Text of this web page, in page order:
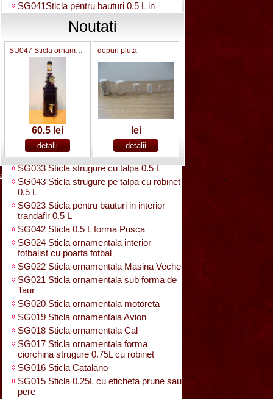
SG041Sticla pentru bauturi 0.5 L in
interior strugure
SG040 Sticla artistica in interior strugure
umpluta 0.35 L
SG030 Sticla artistica Amfora
SG039 Sticla artistica in interior para
SG025 Sticla carte vizita 0.35 L
SG032 Sticla pentru bauturi0.35 L
rasucita
SG029 Sticla rasucita cu numar
SG038 Sticla pentru bauturi cu 2 pahare
SG031 Sticla forma para 0.5 L cu talpa
SG033 Sticla strugure cu talpa 0.5 L
SG043 Sticla strugure pe talpa cu robinet
0.5 L
SG023 Sticla pentru bauturi in interior
trandafir 0.5 L
SG042 Sticla 0.5 L forma Pusca
SG024 Sticla ornamentala interior
fotbalist cu poarta fotbal
SG022 Sticla ornamentala Masina Veche
SG021 Sticla ornamentala sub forma de
Taur
SG020 Sticla ornamentala motoreta
SG019 Sticla ornamentala Avion
SG018 Sticla ornamentala Cal
SG017 Sticla ornamentala forma
ciorchina strugure 0.75L cu robinet
SG016 Sticla Catalano
SG015 Sticla 0.25L cu eticheta prune sau
pere
Noutati
SU047 Sticla ornamentala cu robinet
60.5 lei
dopuri pluta
lei
acasa contact cum cumpar